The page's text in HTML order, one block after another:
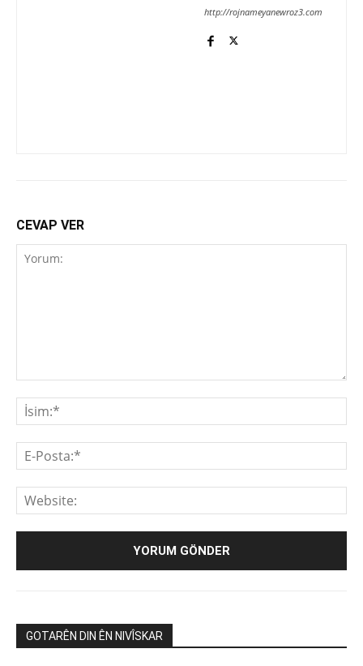
http://rojnameyanewroz3.com
CEVAP VER
GOTARÊN DIN ÊN NIVÎSKAR